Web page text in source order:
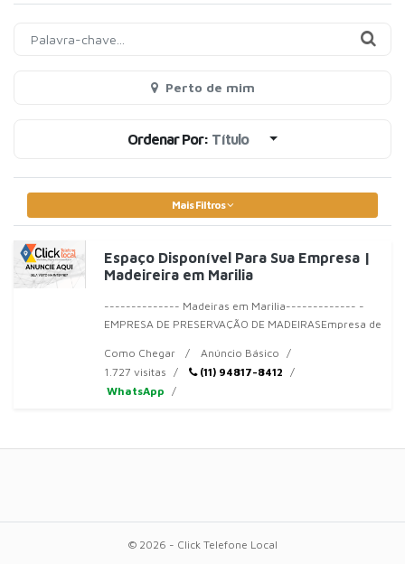
Perto de mim
Ordenar Por: Título
Mais Filtros
Espaço Disponível Para Sua Empresa |
Madeireira em Marilia
-------------- Madeiras em Marilia------------- -
EMPRESA DE PRESERVAÇÃO DE MADEIRASEmpresa de
Um produto que garante durabilidad
Como Chegar
Anúncio Básico
1.727 visitas
(11) 94817-8412
WhatsApp
© 2026 - Click Telefone Local